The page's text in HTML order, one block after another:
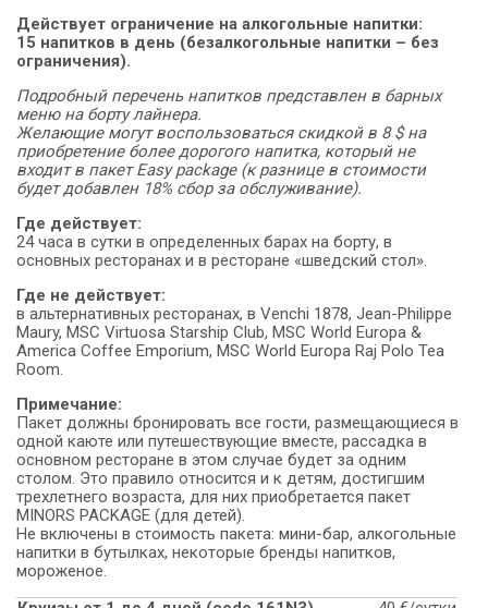
Действует ограничение на алкогольные напитки:
15 напитков в день (безалкогольные напитки – без
ограничения).
Подробный перечень напитков представлен в барных
меню на борту лайнера.
Желающие могут воспользоваться скидкой в 8 $ на
приобретение более дорогого напитка, который не
входит в пакет Easy package (к разнице в стоимости
будет добавлен 18% сбор за обслуживание).
Где действует:
24 часа в сутки в определенных барах на борту, в
основных ресторанах и в ресторане «шведский стол».
Где не действует:
в альтернативных ресторанах, в Venchi 1878, Jean-Philippe
Maury, MSC Virtuosa Starship Club, MSC World Europa &
America Coffee Emporium, MSC World Europa Raj Polo Tea
Room.
Примечание:
Пакет должны бронировать все гости, размещающиеся в
одной каюте или путешествующие вместе, рассадка в
основном ресторане в этом случае будет за одним
столом. Это правило относится и к детям, достигшим
трехлетнего возраста, для них приобретается пакет
MINORS PACKAGE (для детей).
Не включены в стоимость пакета: мини-бар, алкогольные
напитки в бутылках, некоторые бренды напитков,
мороженое.